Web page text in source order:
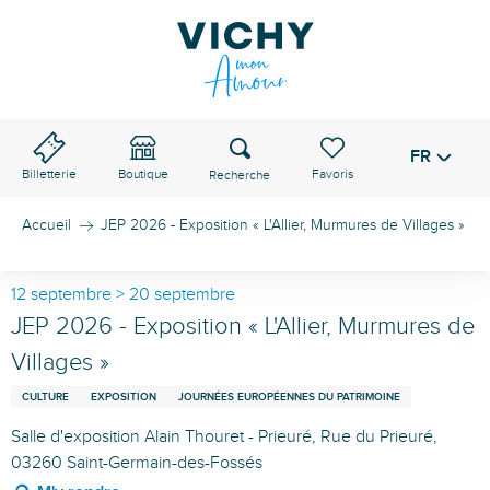
Billetterie Boutique
Voir les favoris
Recherche FR
Accueil JEP 2026 - Exposition « L'Allier, Murmures de Villages »
12 septembre > 20 septembre
JEP 2026 - Exposition « L'Allier, Murmures de
Villages »
CULTURE EXPOSITION JOURNÉES EUROPÉENNES DU PATRIMOINE
Salle d'exposition Alain Thouret - Prieuré, Rue du Prieuré,
03260 Saint-Germain-des-Fossés